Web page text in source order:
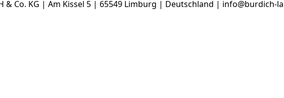
& Co. KG | Am Kissel 5 | 65549 Limburg | Deutschland | info@burdich-